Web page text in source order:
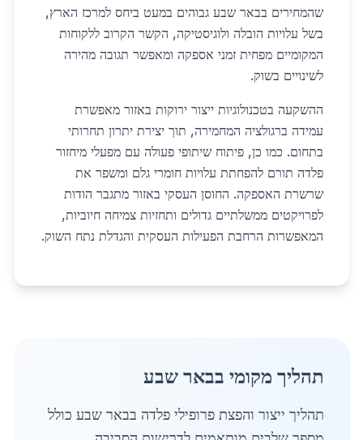
שהמחירים בבאר שבע גבוהים במעט ביחס למרכז הארץ,
בשל עלויות הובלה ולוגיסטיקה, הקשר הקרוב ללקוחות
המקומיים מפחית זמני אספקה ומאפשר תגובה מהירה
לשינויים בשוק.
ההשקעה בטכנולוגיות ייצור ירוקות באזור מאפשרת
עמידה ברגולציה המחמירה, תוך יצירת יתרון תחרותי
בתחום. כמו כן, פיתוח שיתופי פעולה עם מפעלי מיחזור
פלדה תורם להפחתת עלויות חומרי גלם ומשפר את
שרשרת האספקה. החוסן העסקי באזור מתגבר הודות
לפרויקטים ממשלתיים גדולים ותחזיות צמיחה חיוביות,
המאפשרות הרחבת הפעילות העסקית והגדלת נתח השוק.
תהליך מקומי בבאר שבע
תהליך ייצור והפצת פרופילי פלדה בבאר שבע כולל